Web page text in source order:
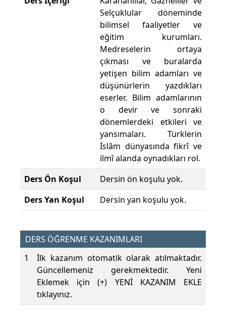
Selçuklular döneminde
bilimsel faaliyetler ve
eğitim kurumları.
Medreselerin ortaya
çıkması ve buralarda
yetişen bilim adamları ve
düşünürlerin yazdıkları
eserler. Bilim adamlarının
o devir ve sonraki
dönemlerdeki etkileri ve
yansımaları. Türklerin
İslâm dünyasında fikrî ve
ilmî alanda oynadıkları rol.
Ders Ön Koşul
Dersin ön koşulu yok.
Ders Yan Koşul
Dersin yan koşulu yok.
DERS ÖĞRENME KAZANIMLARI
1
İlk kazanım otomatik olarak atılmaktadır.
Güncellemeniz gerekmektedir. Yeni
Eklemek için (+) YENİ KAZANIM EKLE
tıklayınız.